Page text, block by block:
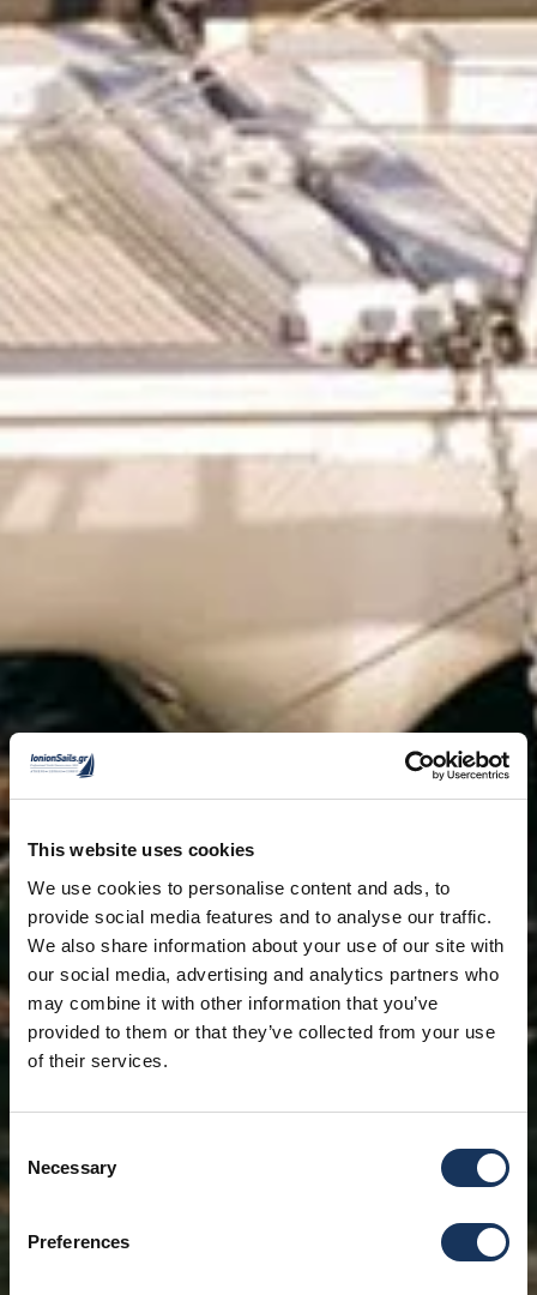
This website uses cookies
We use cookies to personalise content and ads, to
provide social media features and to analyse our traffic.
We also share information about your use of our site with
our social media, advertising and analytics partners who
may combine it with other information that you’ve
provided to them or that they’ve collected from your use
of their services.
Selection
Necessary
Preferences